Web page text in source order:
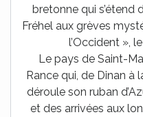
bretonne qui s’étend
Fréhel aux grèves
l’Occident »,
Le pays de Saint-
Rance qui, de Dinan à
déroule son ruban
et des arrivées aux